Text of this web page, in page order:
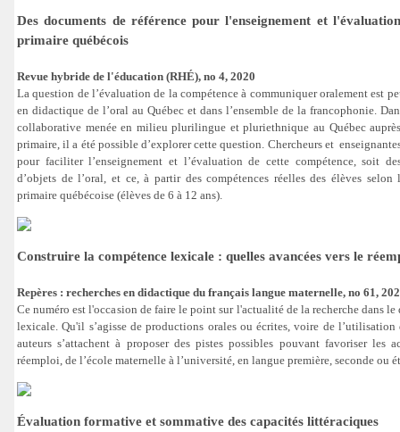
Des documents de référence pour l'enseignement et
primaire québécois
Revue hybride de l'éducation (RHÉ), no 4, 2020
La question de l’évaluation de la compétence à communiquer oralement est
en didactique de l’oral au Québec et dans l’ensemble de la francophonie.
collaborative menée en milieu plurilingue et pluriethnique au Québec
primaire, il a été possible d’explorer cette question. Chercheurs et
pour faciliter l’enseignement et l’évaluation de cette compétence, soit
d’objets de l’oral, et ce, à partir des compétences réelles des élèves
primaire québécoise (élèves de 6 à 12 ans).
Construire la compétence lexicale : quelles avancées vers le
Repères : recherches en didactique du français langue maternelle, no 61,
Ce numéro est l'occasion de faire le point sur l'actualité de la recherche dans
lexicale. Qu'il s’agisse de productions orales ou écrites, voire de
auteurs s’attachent à proposer des pistes possibles pouvant favoriser les
réemploi, de l’école maternelle à l’université, en langue première, seconde ou
Évaluation formative et sommative des capacités littéraciques